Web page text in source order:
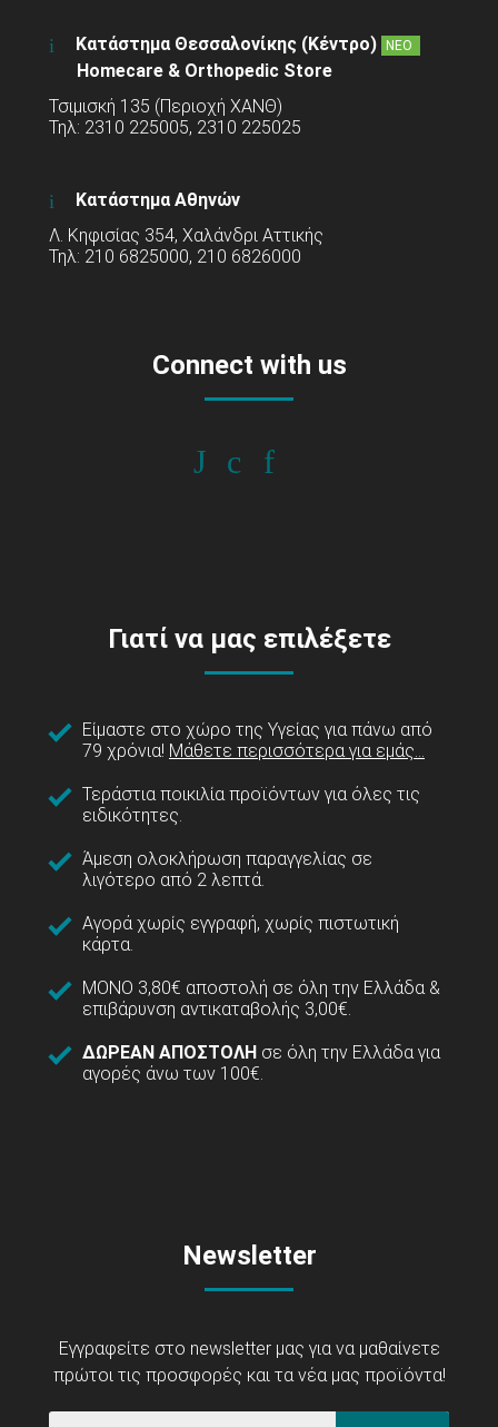
Κατάστημα Θεσσαλονίκης (Κέντρο) ΝΕΟ
Homecare & Orthopedic Store
Τσιμισκή 135 (Περιοχή ΧΑΝΘ)
Τηλ: 2310 225005, 2310 225025
Κατάστημα Αθηνών
Λ. Κηφισίας 354, Χαλάνδρι Αττικής
Τηλ: 210 6825000, 210 6826000
Connect with us
Γιατί να μας επιλέξετε
Είμαστε στο χώρο της Υγείας για πάνω από
79 χρόνια! Μάθετε περισσότερα για εμάς...
Τεράστια ποικιλία προϊόντων για όλες τις
ειδικότητες.
Άμεση ολοκλήρωση παραγγελίας σε
λιγότερο από 2 λεπτά.
Αγορά χωρίς εγγραφή, χωρίς πιστωτική
κάρτα.
ΜΟΝΟ 3,80€ αποστολή σε όλη την Ελλάδα &
επιβάρυνση αντικαταβολής 3,00€.
ΔΩΡΕΑΝ ΑΠΟΣΤΟΛΗ σε όλη την Ελλάδα για
αγορές άνω των 100€.
Newsletter
Εγγραφείτε στο newsletter μας για να μαθαίνετε
πρώτοι τις προσφορές και τα νέα μας προϊόντα!